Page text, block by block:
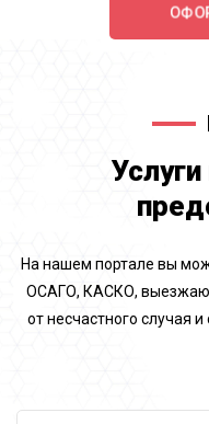
На нашем портале вы
ОСАГО, КАСКО,
от несчастного случая